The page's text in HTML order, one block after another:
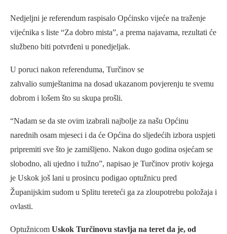
Nedjeljni je referendum raspisalo Općinsko vijeće na traženje
vijećnika s liste “Za dobro mista”, a prema najavama, rezultati će
službeno biti potvrđeni u ponedjeljak.
U poruci nakon referenduma, Turčinov se
zahvalio sumještanima na dosad ukazanom povjerenju te svemu
dobrom i lošem što su skupa prošli.
“Nadam se da ste ovim izabrali najbolje za našu Općinu
narednih osam mjeseci i da će Općina do sljedećih izbora uspjeti
pripremiti sve što je zamišljeno. Nakon dugo godina osjećam se
slobodno, ali ujedno i tužno”, napisao je Turčinov protiv kojega
je Uskok još lani u prosincu podigao optužnicu pred
Županijskim sudom u Splitu tereteći ga za zloupotrebu položaja i
ovlasti.
Optužnicom Uskok Turčinovu stavlja na teret da je, od